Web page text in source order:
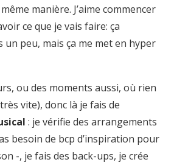
manière. J’aime commencer
ce que je vais faire: ça
un peu, mais ça me met en hyper
ou des moments aussi, où rien
vite), donc là je fais de
: je vérifie des arrangements
besoin de bcp d’inspiration pour
-, je fais des back-ups, je crée